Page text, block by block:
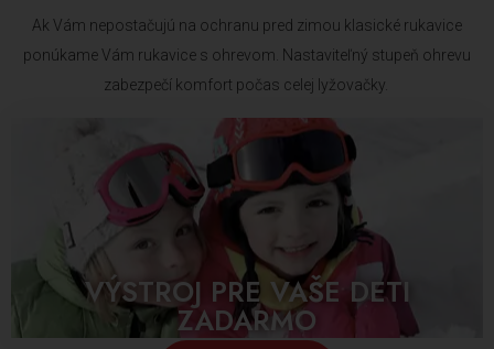
Ak Vám nepostačujú na ochranu pred zimou klasické rukavice
ponúkame Vám rukavice s ohrevom. Nastaviteľný stupeň ohrevu
zabezpečí komfort počas celej lyžovačky.
VÝSTROJ PRE VAŠE DETI
ZADARMO